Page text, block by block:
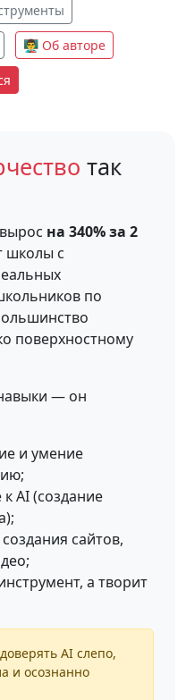
👨‍🏫 Об авторе
так
на 340% за 2
школы с
по
поверхностному
— он
и умение
AI (создание
сайтов,
а творит
AI слепо,
и осознанно